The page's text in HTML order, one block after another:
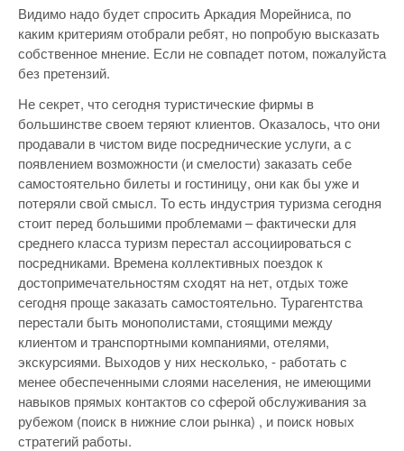
Видимо надо будет спросить Аркадия Морейниса, по
каким критериям отобрали ребят, но попробую высказать
собственное мнение. Если не совпадет потом, пожалуйста
без претензий.
Не секрет, что сегодня туристические фирмы в
большинстве своем теряют клиентов. Оказалось, что они
продавали в чистом виде посреднические услуги, а с
появлением возможности (и смелости) заказать себе
самостоятельно билеты и гостиницу, они как бы уже и
потеряли свой смысл. То есть индустрия туризма сегодня
стоит перед большими проблемами – фактически для
среднего класса туризм перестал ассоциироваться с
посредниками. Времена коллективных поездок к
достопримечательностям сходят на нет, отдых тоже
сегодня проще заказать самостоятельно. Турагентства
перестали быть монополистами, стоящими между
клиентом и транспортными компаниями, отелями,
экскурсиями. Выходов у них несколько, - работать с
менее обеспеченными слоями населения, не имеющими
навыков прямых контактов со сферой обслуживания за
рубежом (поиск в нижние слои рынка) , и поиск новых
стратегий работы.